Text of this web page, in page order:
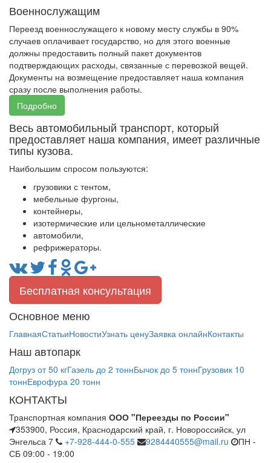
Военнослужащим
Переезд военнослужащего к новому месту службы в 90%
случаев оплачивает государство, но для этого военные
должны предоставить полный пакет документов
подтверждающих расходы, связанные с перевозкой вещей.
Документы на возмещение предоставляет наша компания
сразу после выполнения работы.
Подробно
Весь автомобильный транспорт, который
предоставляет наша компания, имеет различные
типы кузова.
Наибольшим спросом пользуются:
грузовики с тентом,
мебельные фургоны,
контейнеры,
изотермические или цельнометаллические
автомобили,
рефрижераторы.
Бесплатная консультация
Основное меню
ГлавнаяСтатьиНовостиУзнать ценуЗаявка онлайнКонтакты
Наш автопарк
Догруз от 50 кгГазель до 2 тоннБычок до 5 тоннГрузовик 10
тоннЕврофура 20 тонн
КОНТАКТЫ
Транспортная компания ООО "Переезды по России"
353900, Россия, Краснодарский край, г. Новороссийск, ул
Энгельса 7
+7-928-444-0-555 9284440555@mail.ru
ПН -
СБ 09:00 - 19:00